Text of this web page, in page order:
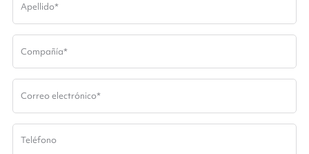
Apellido*
Compañía*
Correo electrónico*
Teléfono